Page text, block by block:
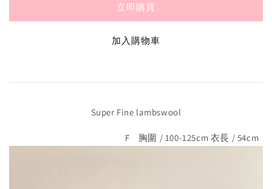
立即購買
加入購物車
Super Fine lambswool
F 胸圍 / 100-125cm 衣長 / 54cm